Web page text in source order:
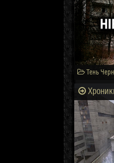
Тень